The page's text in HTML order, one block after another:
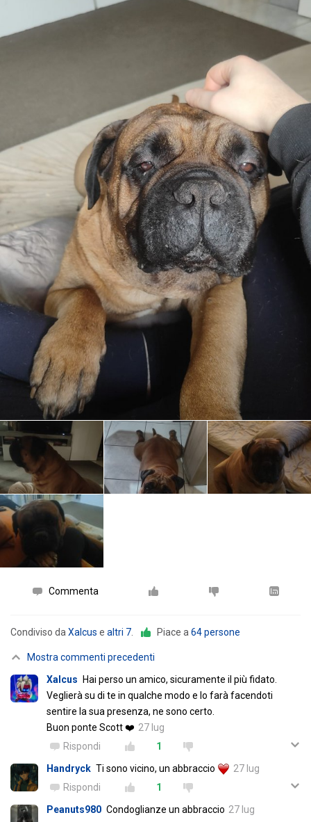
Commenta
Condiviso da Xalcus e altri 7 Piace a 64 persone
Mostra commenti precedenti
Xalcus
Hai perso un amico, sicuramente il più fidato.
Veglierà su di te in qualche modo e lo farà facendoti
sentire la sua presenza, ne sono certo.
Buon ponte Scott ❤️ 27 lug
Rispondi
1
Handryck Ti sono vicino, un abbraccio
27 lug
Rispondi
1
Peanuts980 Condoglianze un abbraccio 27 lug